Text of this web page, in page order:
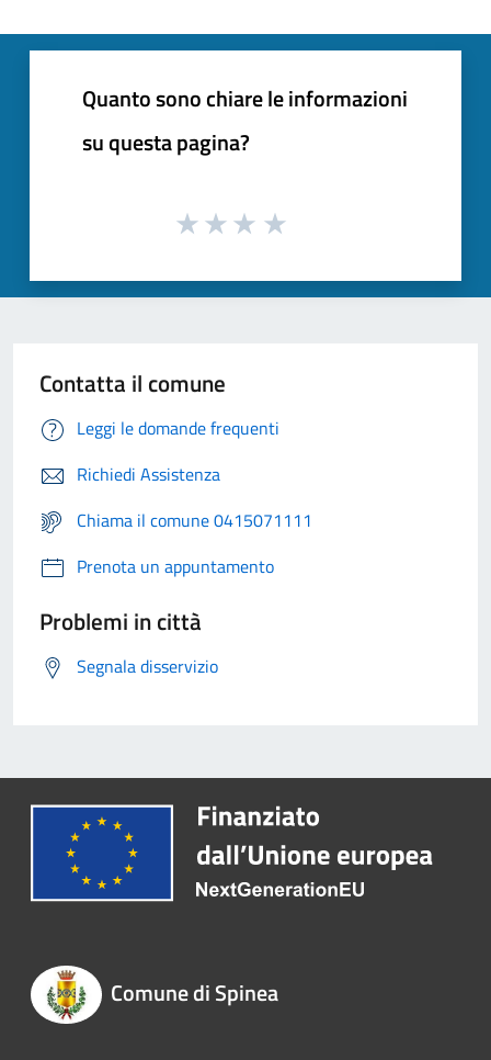
Quanto sono chiare le informazioni
su questa pagina?
Contatta il comune
Leggi le domande frequenti
Richiedi Assistenza
Chiama il comune 0415071111
Prenota un appuntamento
Problemi in città
Segnala disservizio
Comune di Spinea